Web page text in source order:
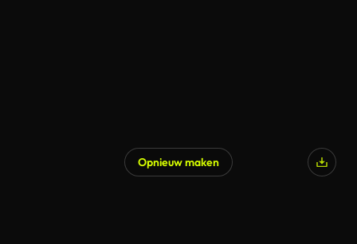
Opnieuw maken